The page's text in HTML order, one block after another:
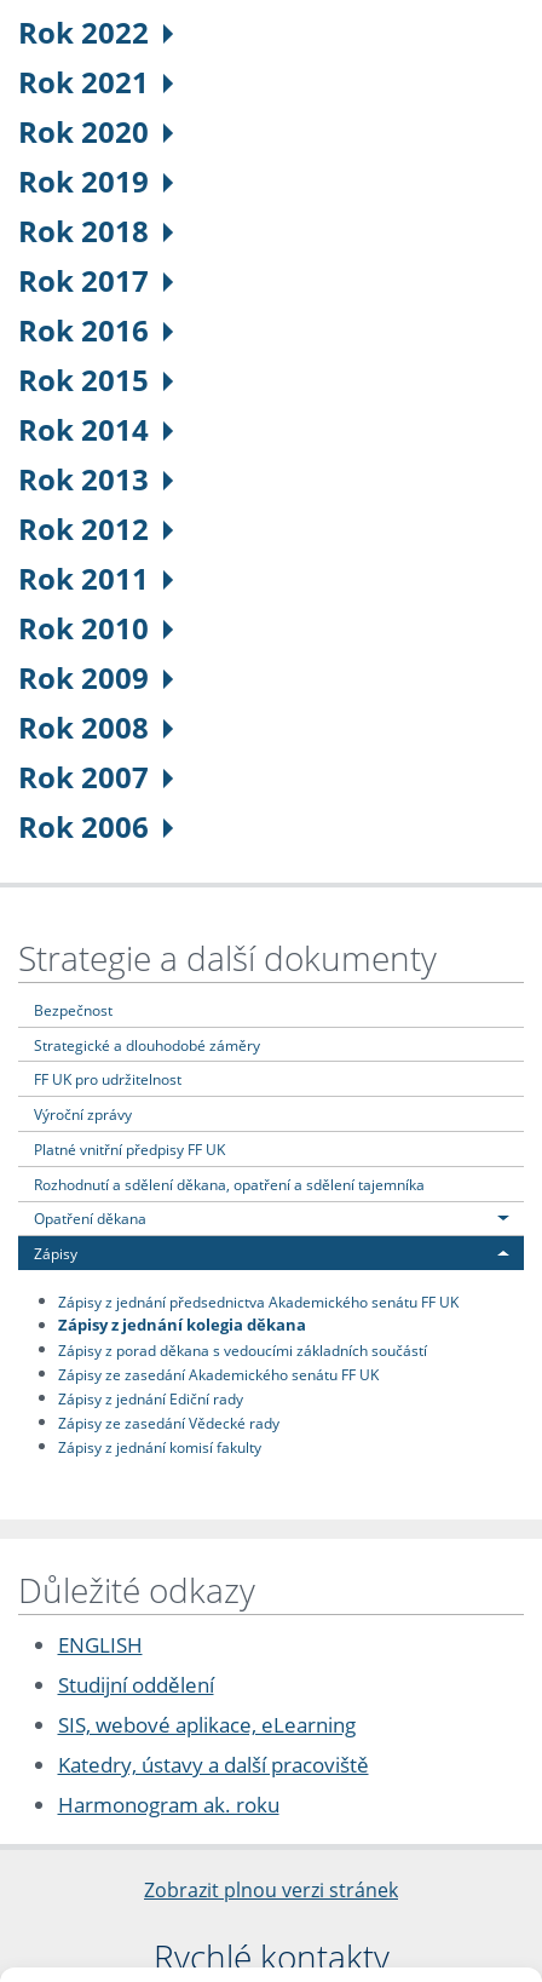
Rok 2022
Rok 2021
Rok 2020
Rok 2019
Rok 2018
Rok 2017
Rok 2016
Rok 2015
Rok 2014
Rok 2013
Rok 2012
Rok 2011
Rok 2010
Rok 2009
Rok 2008
Rok 2007
Rok 2006
Strategie a další dokumenty
Bezpečnost
Strategické a dlouhodobé záměry
FF UK pro udržitelnost
Výroční zprávy
Platné vnitřní předpisy FF UK
Rozhodnutí a sdělení děkana, opatření a sdělení tajemníka
Opatření děkana
Zápisy
Zápisy z jednání předsednictva Akademického senátu FF UK
Zápisy z jednání kolegia děkana
Zápisy z porad děkana s vedoucími základních součástí
Zápisy ze zasedání Akademického senátu FF UK
Zápisy z jednání Ediční rady
Zápisy ze zasedání Vědecké rady
Zápisy z jednání komisí fakulty
Důležité odkazy
ENGLISH
Studijní oddělení
SIS, webové aplikace, eLearning
Katedry, ústavy a další pracoviště
Harmonogram ak. roku
Zobrazit plnou verzi stránek
Rychlé kontakty